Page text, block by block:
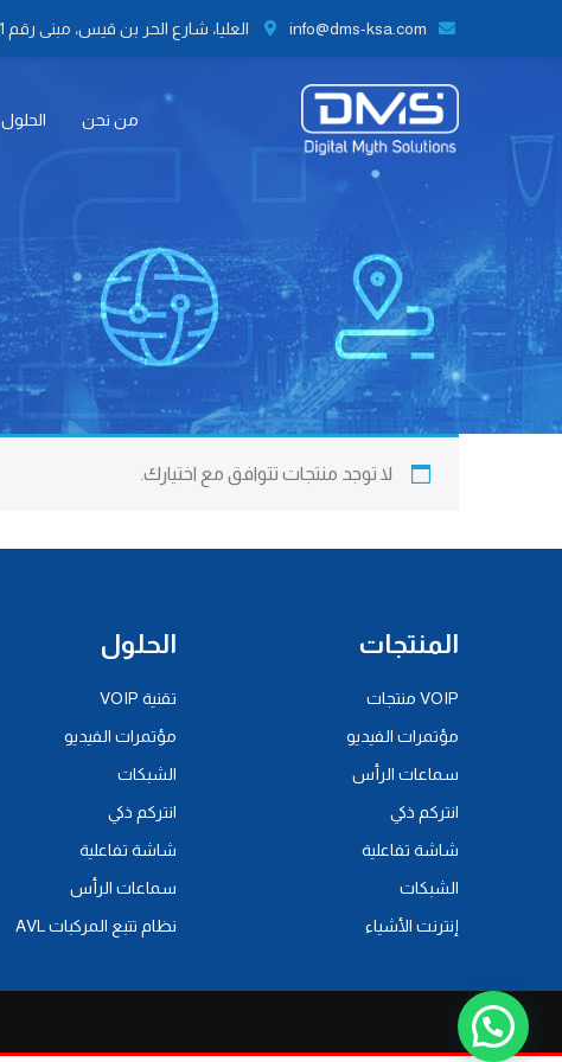
info@dms-ksa.com العليا، شارع الحر بن قيس، مبنى رقم 41 الطابق الثاني مكتب رقم 9، الرياض
من نحن الحلول
لا توجد منتجات تتوافق مع اختيارك.
المنتجات
VOIP منتجات
مؤتمرات الفيديو
سماعات الرأس
انتركم ذكي
شاشة تفاعلية
الشبكات
إنترنت الأشياء
الحلول
تقنية VOIP
مؤتمرات الفيديو
الشبكات
انتركم ذكي
شاشة تفاعلية
سماعات الرأس
نظام تتبع المركبات AVL